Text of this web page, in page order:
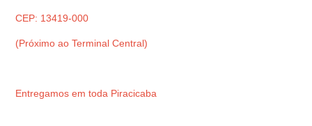
CEP: 13419-000
(Próximo ao Terminal Central)
Entregamos em toda Piracicaba